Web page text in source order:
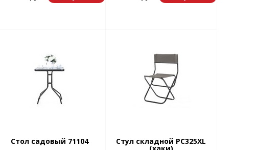
Стол садовый 71104 Стул складной РС325XL